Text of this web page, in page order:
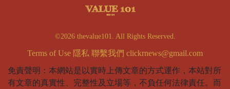
©2026 thevalue101. All Rights Reserved.
Terms of Use 隱私 聯繫我們 clickrnews@gmail.com
免責聲明：本網站是以實時上傳文章的方式運作，本站對所
有文章的真實性、完整性及立場等，不負任何法律責任。而